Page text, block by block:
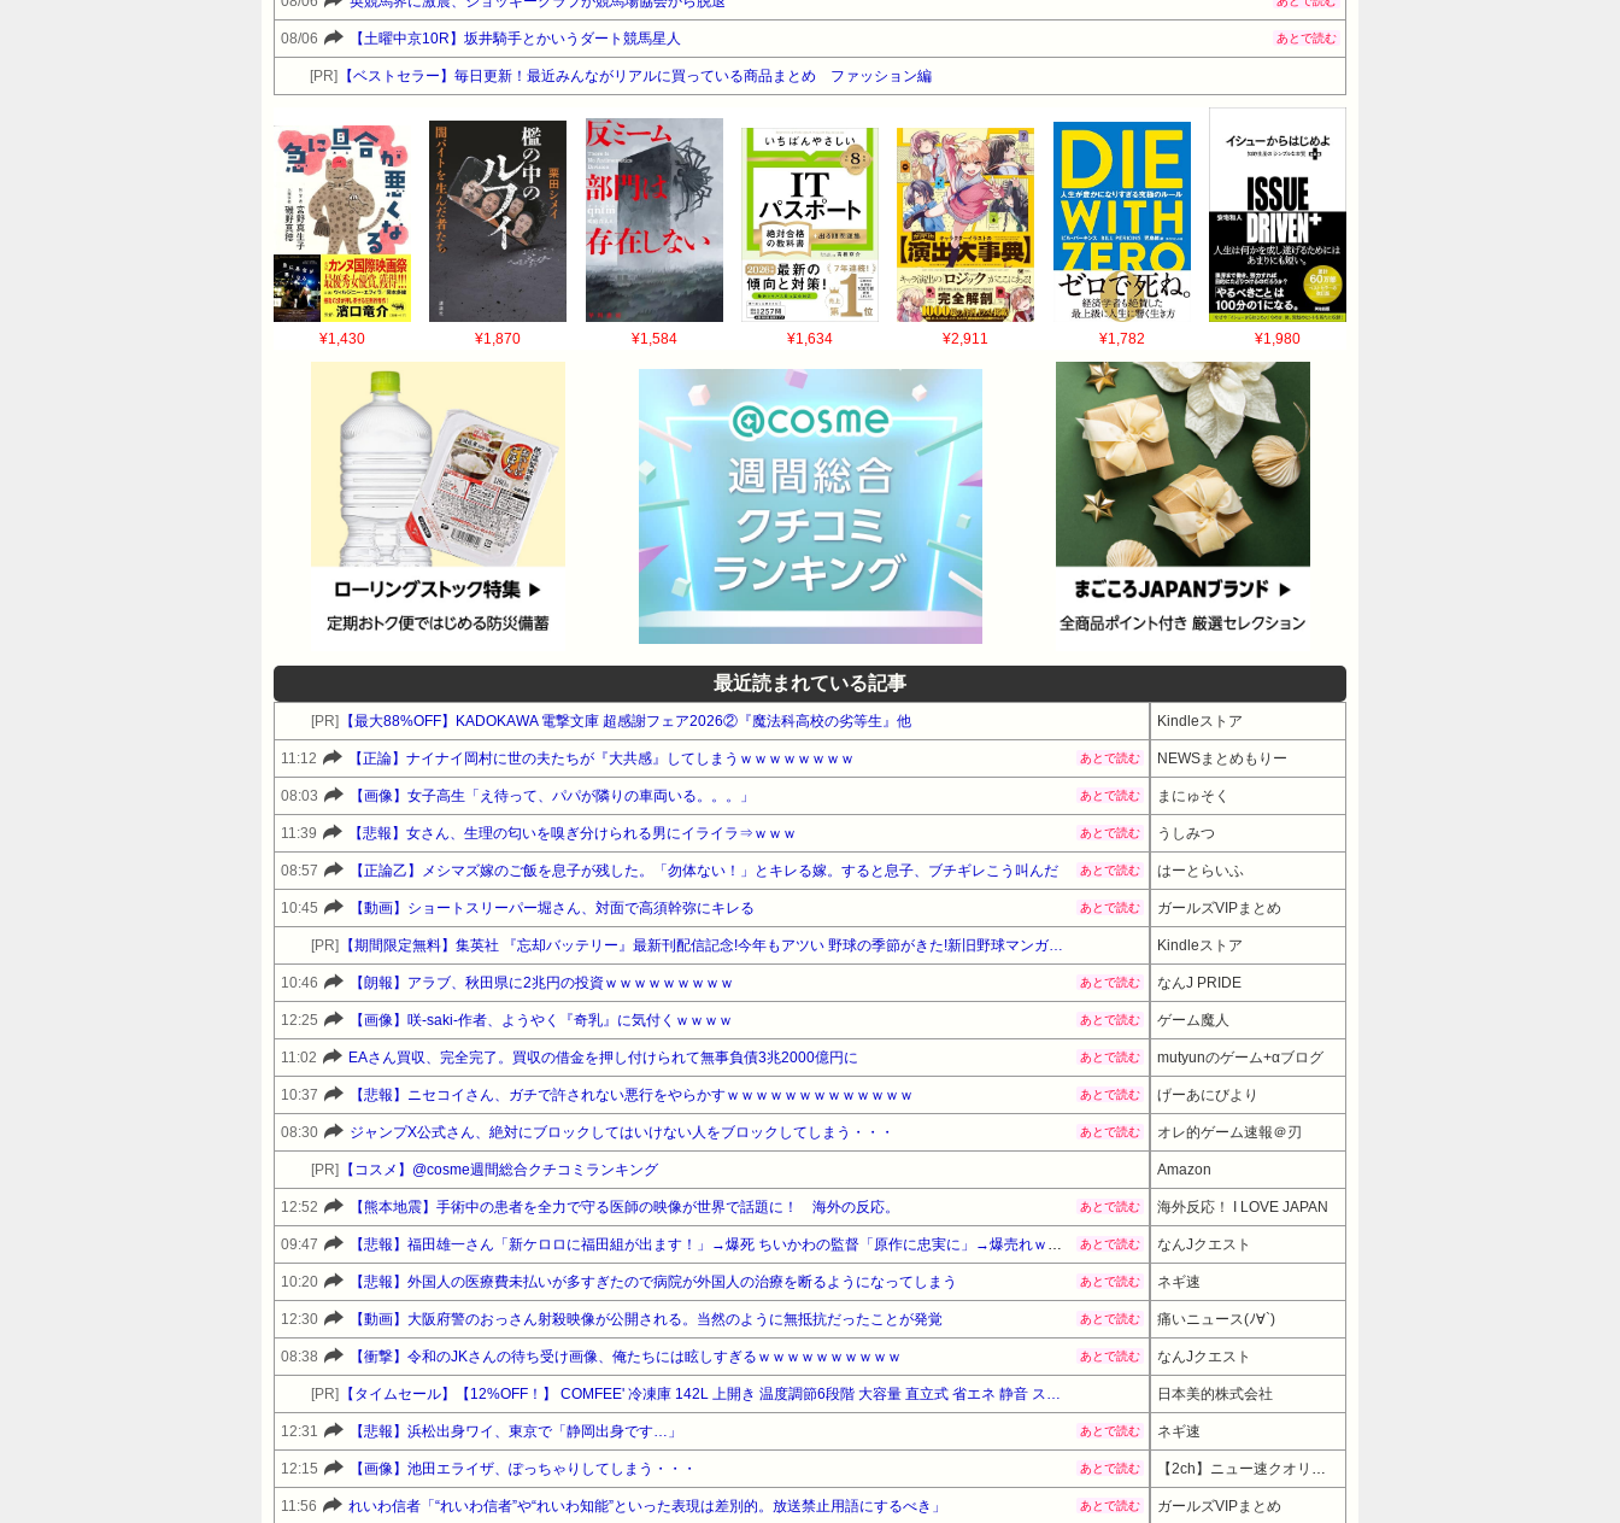
08/06 【土曜中京10R】坂井騎手とかいうダート競馬星人 あとで読む
[PR] 【ベストセラー】毎日更新！最近みんながリアルに買っている商品まとめ ファッション編
¥1,430 ¥1,870 ¥1,584 ¥1,634 ¥2,911 ¥1,782 ¥1,980
最近読まれている記事
[PR] 【最大88%OFF】KADOKAWA 電撃文庫 超感謝フェア2026②『魔法科高校の劣等生』他 Kindleストア
11:12 【正論】ナイナイ岡村に世の夫たちが『大共感』してしまうｗｗｗｗｗｗｗｗ あとで読む NEWSまとめもりー
08:03 【画像】女子高生「え待って、パパが隣りの車両いる。。。」 あとで読む まにゅそく
11:39 【悲報】女さん、生理の匂いを嗅ぎ分けられる男にイライラ⇒ｗｗｗ あとで読む うしみつ
08:57 【正論乙】メシマズ嫁のご飯を息子が残した。「勿体ない！」とキレる嫁。すると息子、ブチギレこう叫んだ あとで読む はーとらいふ
10:45 【動画】ショートスリーパー堀さん、対面で高須幹弥にキレる あとで読む ガールズVIPまとめ
[PR] 【期間限定無料】集英社 『忘却バッテリー』最新刊配信記念!今年もアツい 野球の季節がきた!新旧野球マンガキャンペーン! Kindleストア
10:46 【朗報】アラブ、秋田県に2兆円の投資ｗｗｗｗｗｗｗｗｗ あとで読む なんJ PRIDE
12:25 【画像】咲-saki-作者、ようやく『奇乳』に気付くｗｗｗｗ あとで読む ゲーム魔人
11:02 EAさん買収、完全完了。買収の借金を押し付けられて無事負債3兆2000億円に あとで読む mutyunのゲーム+αブログ
10:37 【悲報】ニセコイさん、ガチで許されない悪行をやらかすｗｗｗｗｗｗｗｗｗｗｗｗｗ あとで読む げーあにびより
08:30 ジャンプX公式さん、絶対にブロックしてはいけない人をブロックしてしまう・・・ あとで読む オレ的ゲーム速報＠刃
[PR] 【コスメ】@cosme週間総合クチコミランキング Amazon
12:52 【熊本地震】手術中の患者を全力で守る医師の映像が世界で話題に！ 海外の反応。 あとで読む 海外反応！ I LOVE JAPAN
09:47 【悲報】福田雄一さん「新ケロロに福田組が出ます！」→爆死 ちいかわの監督「原作に忠実に」→爆売れｗｗｗｗｗｗｗｗｗｗ あとで読む なんJクエスト
10:20 【悲報】外国人の医療費未払いが多すぎたので病院が外国人の治療を断るようになってしまう あとで読む ネギ速
12:30 【動画】大阪府警のおっさん射殺映像が公開される。当然のように無抵抗だったことが発覚 あとで読む 痛いニュース(ﾉ∀`)
08:38 【衝撃】令和のJKさんの待ち受け画像、俺たちには眩しすぎるｗｗｗｗｗｗｗｗｗｗ あとで読む なんJクエスト
[PR] 【タイムセール】【12%OFF！】 COMFEE' 冷凍庫 142L 上開き 温度調節6段階 大容量 直立式 省エネ 静音 ストッカー 小型 家庭用 自立式 RCC143WH(E) ホワイト 日本美的株式会社
12:31 【悲報】浜松出身ワイ、東京で「静岡出身です…」 あとで読む ネギ速
12:15 【画像】池田エライザ、ぽっちゃりしてしまう・・・ あとで読む 【2ch】ニュー速クオリティ
11:56 れいわ信者「“れいわ信者”や“れいわ知能”といった表現は差別的。放送禁止用語にするべき」 あとで読む ガールズVIPまとめ